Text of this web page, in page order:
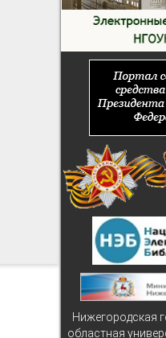
Нижегородская
областная